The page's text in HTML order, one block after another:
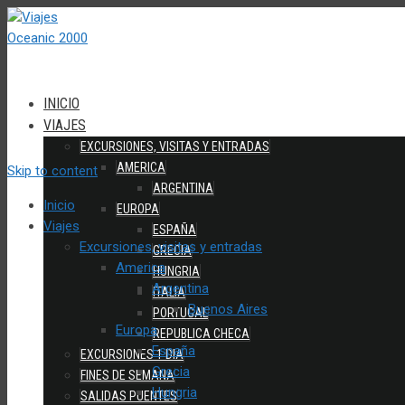
INICIO
VIAJES
EXCURSIONES, VISITAS Y ENTRADAS
AMERICA
ARGENTINA
EUROPA
ESPAÑA
GRECIA
HUNGRIA
ITALIA
PORTUGAL
REPUBLICA CHECA
EXCURSIONES 1 DIA
FINES DE SEMANA
SALIDAS PUENTES
Skip to content
Inicio
Viajes
Excursiones, visitas y entradas
America
Argentina
Buenos Aires
Europa
España
Grecia
Hungria